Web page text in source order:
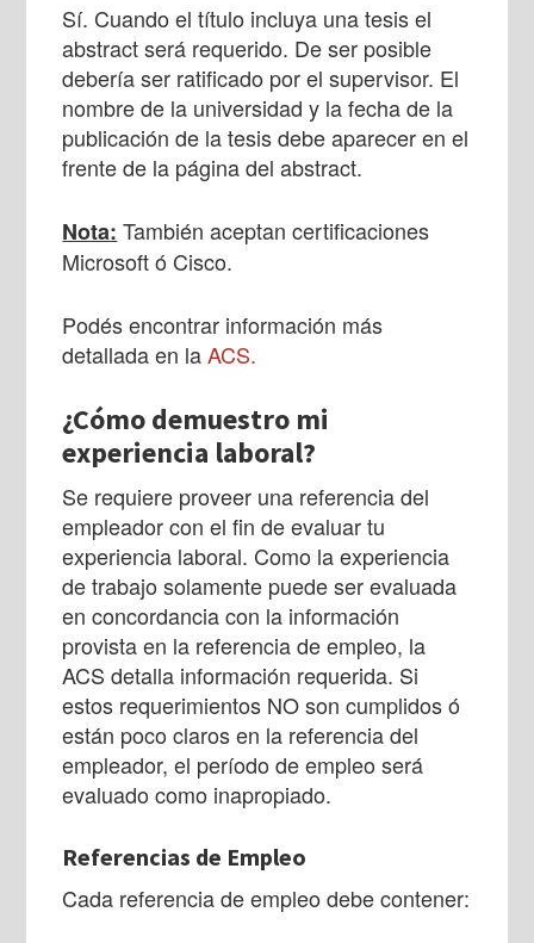
Sí. Cuando el título incluya una tesis el
abstract será requerido. De ser posible
debería ser ratificado por el supervisor. El
nombre de la universidad y la fecha de la
publicación de la tesis debe aparecer en el
frente de la página del abstract.
Nota: También aceptan certificaciones
Microsoft ó Cisco.
Podés encontrar información más
detallada en laACS.
¿Cómo demuestro mi
experiencia laboral?
Se requiere proveer una referencia del
empleador con el fin de evaluar tu
experiencia laboral. Como la experiencia
de trabajo solamente puede ser evaluada
en concordancia con la información
provista en la referencia de empleo, la
ACS detalla información requerida. Si
estos requerimientos NO son cumplidos ó
están poco claros en la referencia del
empleador, el período de empleo será
evaluado como inapropiado.
Referencias de Empleo
Cada referencia de empleo debe contener: